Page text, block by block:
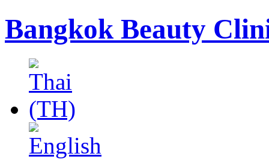
Bangkok Beauty